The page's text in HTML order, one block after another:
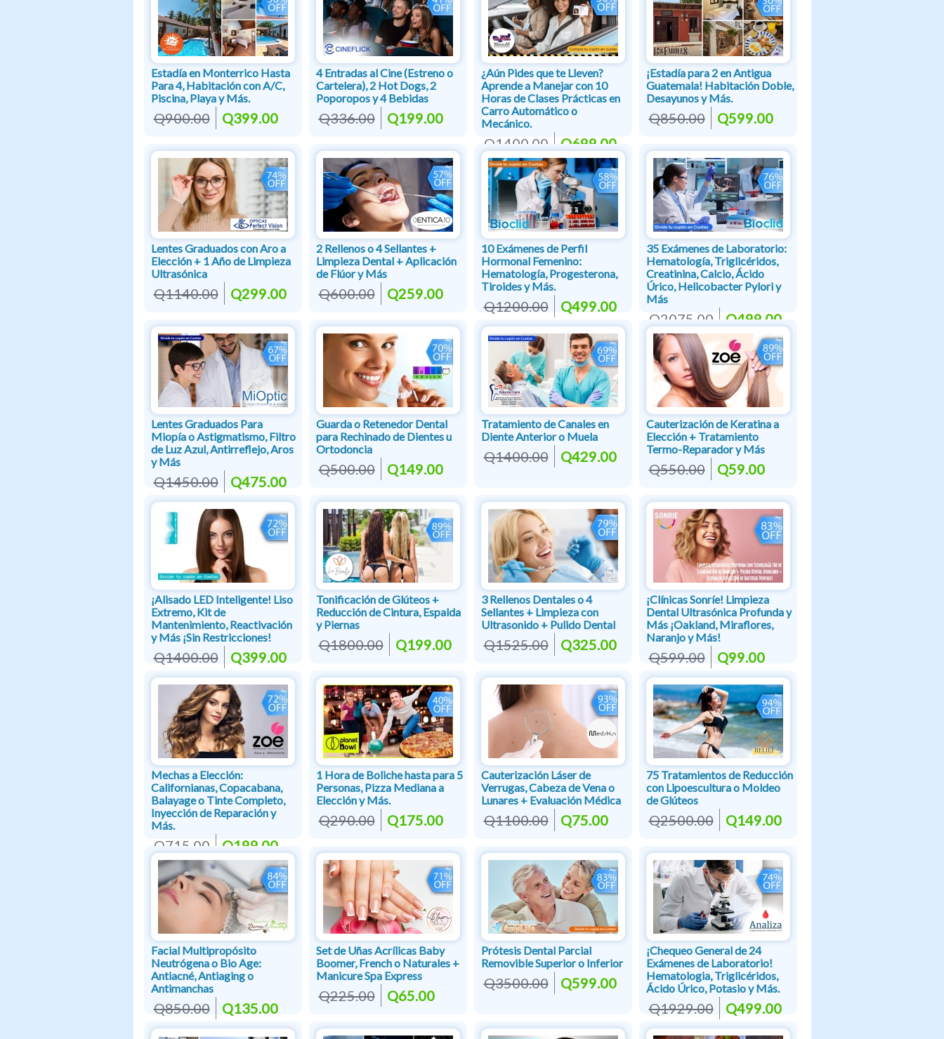
Estadía en Monterrico Hasta
Para 4, Habitación con A/C,
Piscina, Playa y Más.
Q900.00 Q399.00
4 Entradas al Cine (Estreno o
Cartelera), 2 Hot Dogs, 2
Poporopos y 4 Bebidas
Q336.00 Q199.00
¿Aún Pides que te Lleven?
Aprende a Manejar con 10
Horas de Clases Prácticas en
Carro Automático o
Mecánico.
Q1400.00 Q699.00
¡Estadía para 2 en Antigua
Guatemala! Habitación Doble,
Desayunos y Más.
Q850.00 Q599.00
Lentes Graduados con Aro a
Elección + 1 Año de Limpieza
Ultrasónica
Q1140.00 Q299.00
2 Rellenos o 4 Sellantes +
Limpieza Dental + Aplicación
de Flúor y Más
Q600.00 Q259.00
10 Exámenes de Perfil
Hormonal Femenino:
Hematología, Progesterona,
Tiroides y Más.
Q1200.00 Q499.00
35 Exámenes de Laboratorio:
Hematología, Triglicéridos,
Creatinina, Calcio, Ácido
Úrico, Helicobacter Pylori y
Más
Q2075.00 Q499.00
Lentes Graduados Para
Miopía o Astigmatismo, Filtro
de Luz Azul, Antirreflejo, Aros
y Más
Q1450.00 Q475.00
Guarda o Retenedor Dental
para Rechinado de Dientes u
Ortodoncia
Q500.00 Q149.00
Tratamiento de Canales en
Diente Anterior o Muela
Q1400.00 Q429.00
Cauterización de Keratina a
Elección + Tratamiento
Termo-Reparador y Más
Q550.00 Q59.00
¡Alisado LED Inteligente! Liso
Extremo, Kit de
Mantenimiento, Reactivación
y Más ¡Sin Restricciones!
Q1400.00 Q399.00
Tonificación de Glúteos +
Reducción de Cintura, Espalda
y Piernas
Q1800.00 Q199.00
3 Rellenos Dentales o 4
Sellantes + Limpieza con
Ultrasonido + Pulido Dental
Q1525.00 Q325.00
¡Clínicas Sonríe! Limpieza
Dental Ultrasónica Profunda y
Más ¡Oakland, Miraflores,
Naranjo y Más!
Q599.00 Q99.00
Mechas a Elección:
Californianas, Copacabana,
Balayage o Tinte Completo,
Inyección de Reparación y
Más.
Q715.00 Q199.00
1 Hora de Boliche hasta para 5
Personas, Pizza Mediana a
Elección y Más.
Q290.00 Q175.00
Cauterización Láser de
Verrugas, Cabeza de Vena o
Lunares + Evaluación Médica
Q1100.00 Q75.00
75 Tratamientos de Reducción
con Lipoescultura o Moldeo
de Glúteos
Q2500.00 Q149.00
Facial Multipropósito
Neutrógena o Bio Age:
Antiacné, Antiaging o
Antimanchas
Q850.00 Q135.00
Set de Uñas Acrílicas Baby
Boomer, French o Naturales +
Manicure Spa Express
Q225.00 Q65.00
Prótesis Dental Parcial
Removible Superior o Inferior
Q3500.00 Q599.00
¡Chequeo General de 24
Exámenes de Laboratorio!
Hematologia, Triglicéridos,
Ácido Úrico, Potasio y Más.
Q1929.00 Q499.00